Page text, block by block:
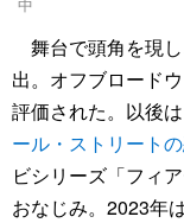
舞台で頭角を現
出。オフブロード
評価された。以後
ール・ストリート
ビシリーズ「フィ
おなじみ。2023年